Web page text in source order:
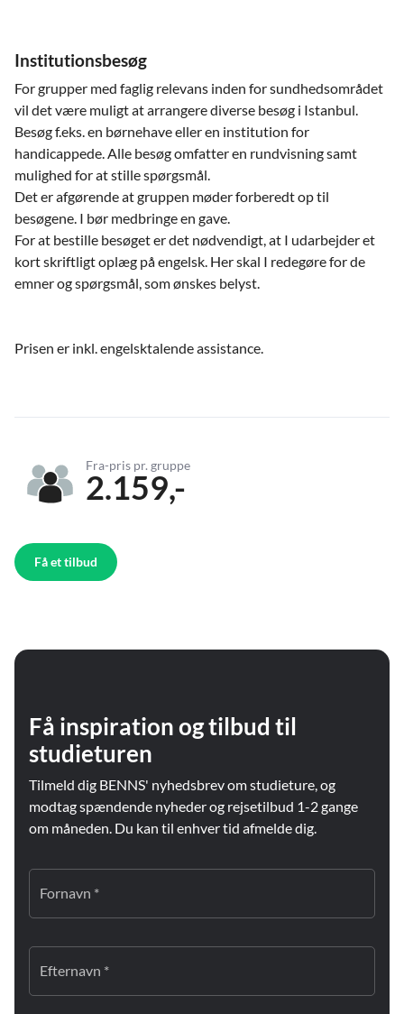
Institutionsbesøg
For grupper med faglig relevans inden for sundhedsområdet
vil det være muligt at arrangere diverse besøg i Istanbul.
Besøg f.eks. en børnehave eller en institution for
handicappede. Alle besøg omfatter en rundvisning samt
mulighed for at stille spørgsmål.
Det er afgørende at gruppen møder forberedt op til
besøgene. I bør medbringe en gave.
For at bestille besøget er det nødvendigt, at I udarbejder et
kort skriftligt oplæg på engelsk. Her skal I redegøre for de
emner og spørgsmål, som ønskes belyst.
Prisen er inkl. engelsktalende assistance.
Fra-pris pr. gruppe
2.159,-
Få et tilbud
Få inspiration og tilbud til
studieturen
Tilmeld dig BENNS' nyhedsbrev om studieture, og
modtag spændende nyheder og rejsetilbud 1-2 gange
om måneden. Du kan til enhver tid afmelde dig.
Fornavn *
Efternavn *